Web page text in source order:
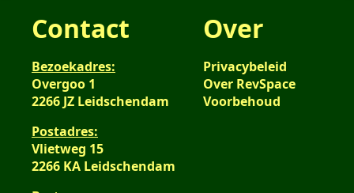
Contact
Bezoekadres:
Overgoo 1
2266 JZ Leidschendam
Postadres:
Vlietweg 15
2266 KA Leidschendam
Over
Privacybeleid
Over RevSpace
Voorbehoud